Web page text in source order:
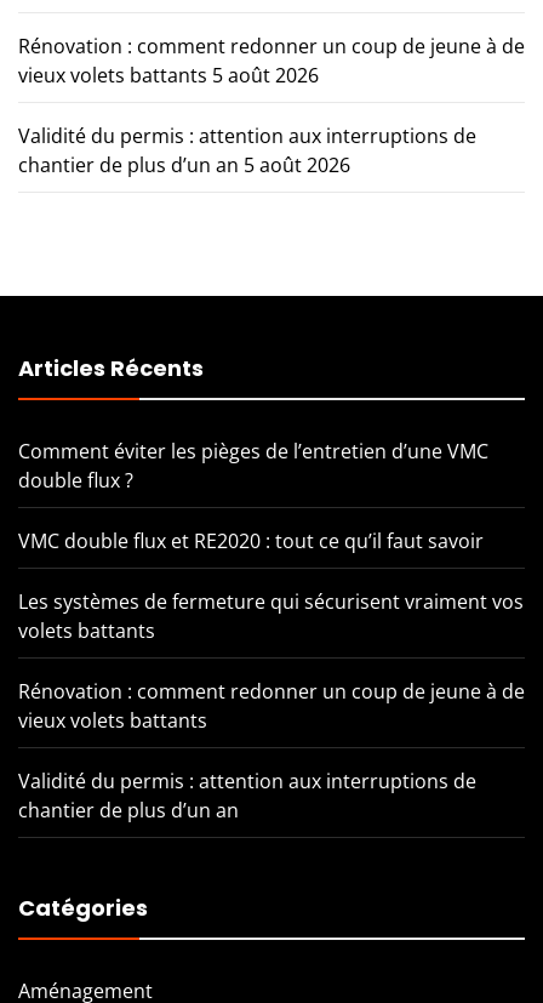
Rénovation : comment redonner un coup de jeune à de
vieux volets battants 5 août 2026
Validité du permis : attention aux interruptions de
chantier de plus d’un an 5 août 2026
Articles Récents
Comment éviter les pièges de l’entretien d’une VMC
double flux ?
VMC double flux et RE2020 : tout ce qu’il faut savoir
Les systèmes de fermeture qui sécurisent vraiment vos
volets battants
Rénovation : comment redonner un coup de jeune à de
vieux volets battants
Validité du permis : attention aux interruptions de
chantier de plus d’un an
Catégories
Aménagement